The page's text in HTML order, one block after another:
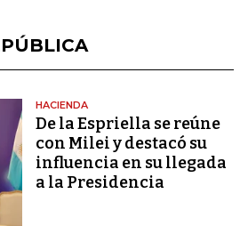
HACIENDA
De la Espriella se reúne
con Milei y destacó su
influencia en su llegada
a la Presidencia